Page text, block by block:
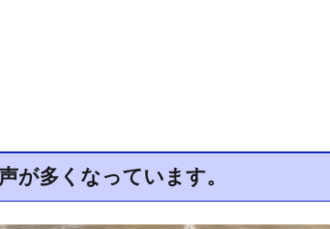
が多くなっています。